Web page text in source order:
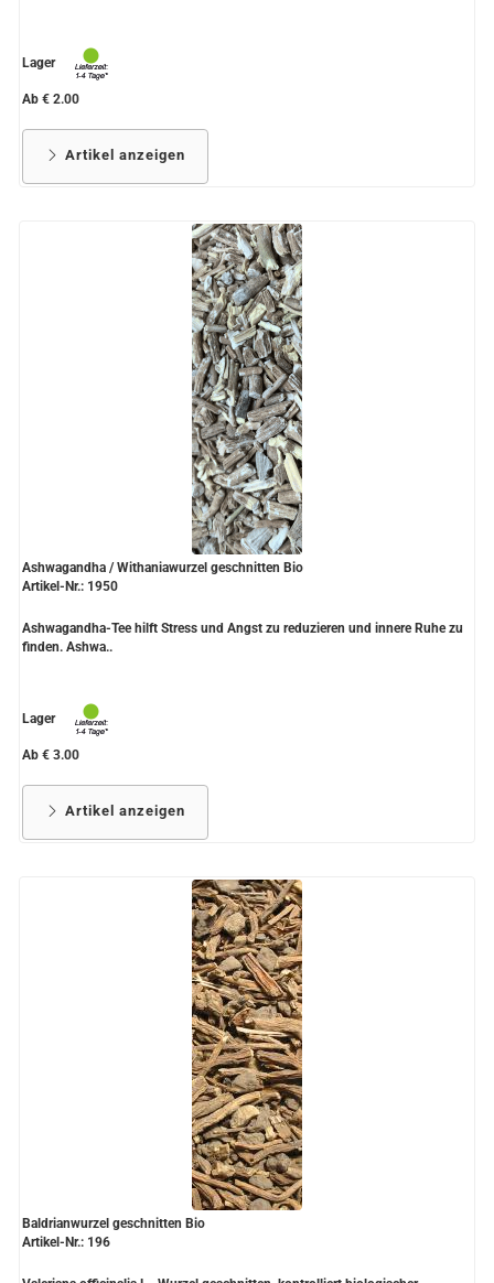
Lager
Ab € 2.00
Artikel anzeigen
Ashwagandha / Withaniawurzel geschnitten Bio
Artikel-Nr.: 1950
Ashwagandha-Tee hilft Stress und Angst zu reduzieren und innere Ruhe zu
finden. Ashwa..
Lager
Ab € 3.00
Artikel anzeigen
Baldrianwurzel geschnitten Bio
Artikel-Nr.: 196